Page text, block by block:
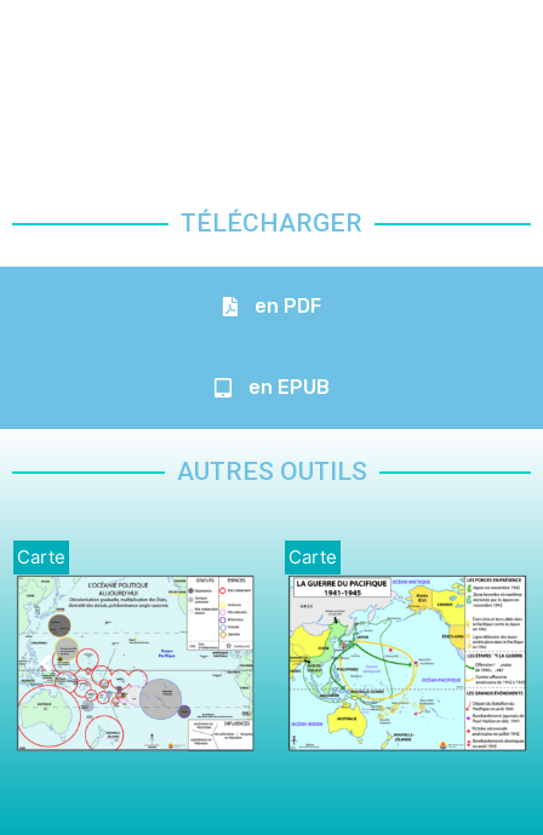
TÉLÉCHARGER
en PDF
en EPUB
AUTRES OUTILS
Carte Carte